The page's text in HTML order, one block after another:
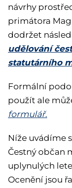
návrhy
primátora
dodržet
udělování
statutárního
Formální
použít ale
formulář.
Níže uvádíme
Čestný občan
uplynulých
Ocenění jsou